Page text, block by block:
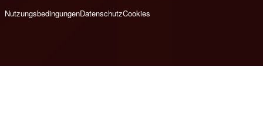
NutzungsbedingungenDatenschutzCookies